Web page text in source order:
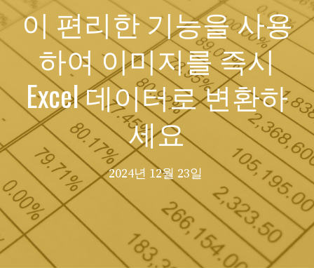
이 편리한 기능을 사용
하여 이미지를 즉시
Excel 데이터로 변환하
세요
2024년 12월 23일